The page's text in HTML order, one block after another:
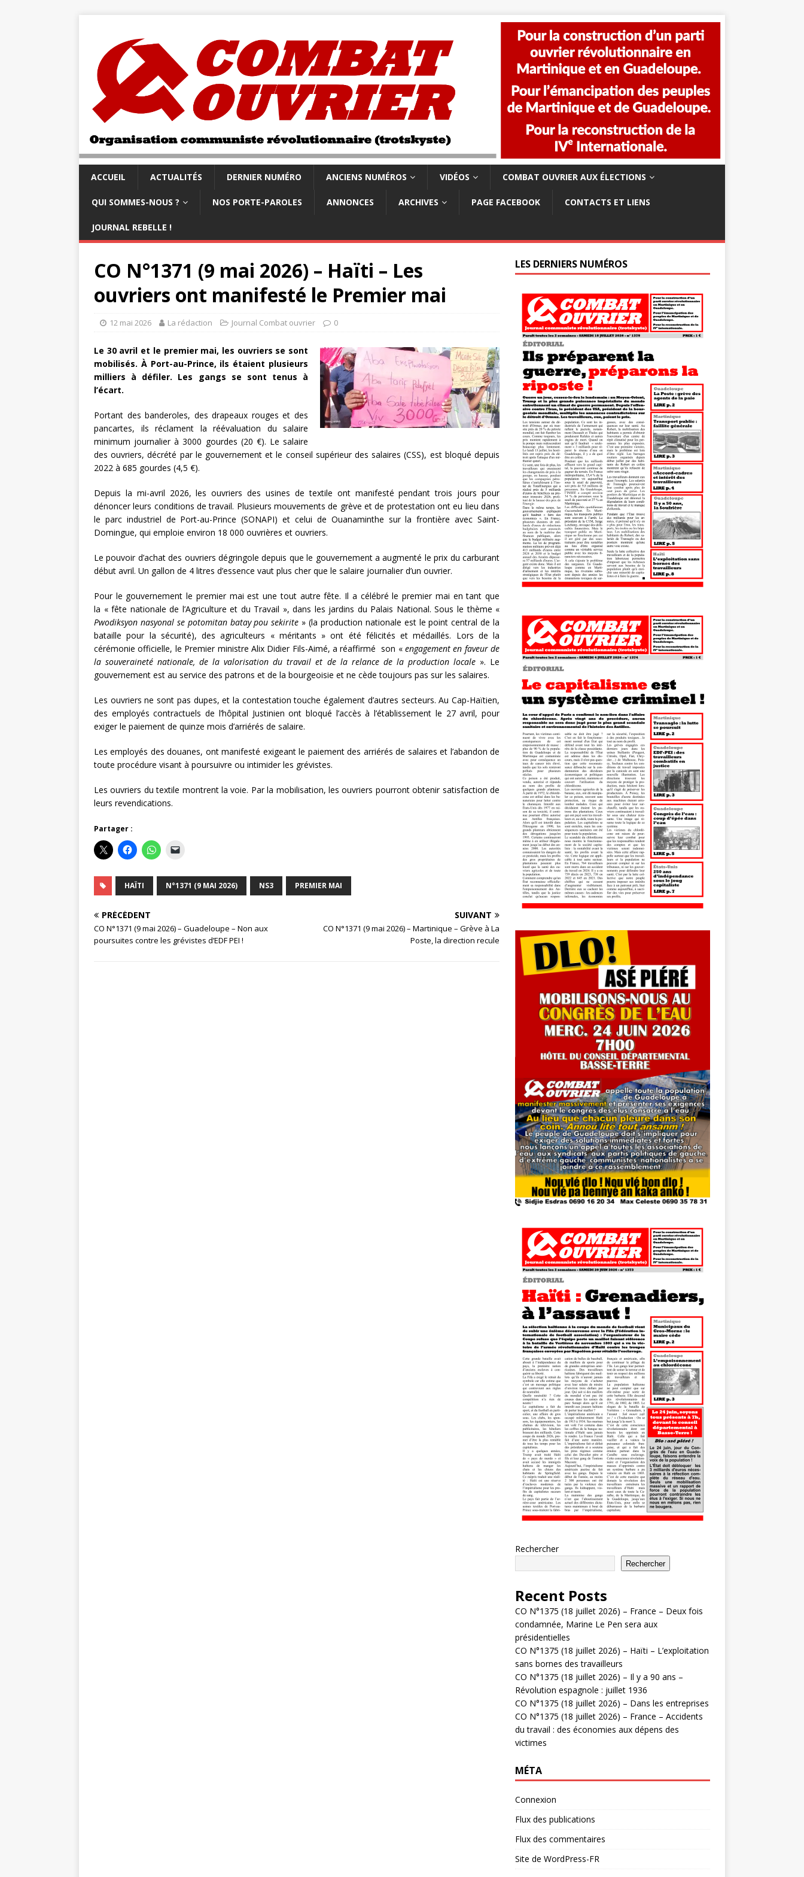
ACCUEIL ACTUALITÉS DERNIER NUMÉRO ANCIENS NUMÉROS VIDÉOS COMBAT OUVRIER AUX ÉLECTIONS
QUI SOMMES-NOUS ? NOS PORTE-PAROLES ANNONCES ARCHIVES PAGE FACEBOOK CONTACTS ET LIENS
JOURNAL REBELLE !
CO N°1371 (9 mai 2026) – Haïti – Les
ouvriers ont manifesté le Premier mai
12 mai 2026 La rédaction Journal Combat ouvrier 0
Le 30 avril et le premier mai, les ouvriers se sont
mobilisés. À Port-au-Prince, ils étaient plusieurs
milliers à défiler. Les gangs se sont tenus à
l’écart.
Portant des banderoles, des drapeaux rouges et des
pancartes, ils réclament la réévaluation du salaire
minimum journalier à 3000 gourdes (20 €). Le salaire
des ouvriers, décrété par le gouvernement et le conseil supérieur des salaires (CSS), est bloqué depuis
2022 à 685 gourdes (4,5 €).
Depuis la mi-avril 2026, les ouvriers des usines de textile ont manifesté pendant trois jours pour
dénoncer leurs conditions de travail. Plusieurs mouvements de grève et de protestation ont eu lieu dans
le parc industriel de Port-au-Prince (SONAPI) et celui de Ouanaminthe sur la frontière avec Saint-
Domingue, qui emploie environ 18 000 ouvrières et ouvriers.
Le pouvoir d’achat des ouvriers dégringole depuis que le gouvernement a augmenté le prix du carburant
début avril. Un gallon de 4 litres d’essence vaut plus cher que le salaire journalier d’un ouvrier.
Pour le gouvernement le premier mai est une tout autre fête. Il a célébré le premier mai en tant que
la « fête nationale de l’Agriculture et du Travail », dans les jardins du Palais National. Sous le thème «
Pwodiksyon nasyonal se potomitan batay pou sekirite » (la production nationale est le point central de la
bataille pour la sécurité), des agriculteurs « méritants » ont été félicités et médaillés. Lors de la
cérémonie officielle, le Premier ministre Alix Didier Fils-Aimé, a réaffirmé son « engagement en faveur de
la souveraineté nationale, de la valorisation du travail et de la relance de la production locale ». Le
gouvernement est au service des patrons et de la bourgeoisie et ne cède toujours pas sur les salaires.
Les ouvriers ne sont pas dupes, et la contestation touche également d’autres secteurs. Au Cap-Haïtien,
des employés contractuels de l’hôpital Justinien ont bloqué l’accès à l’établissement le 27 avril, pour
exiger le paiement de quinze mois d’arriérés de salaire.
Les employés des douanes, ont manifesté exigeant le paiement des arriérés de salaires et l’abandon de
toute procédure visant à poursuivre ou intimider les grévistes.
Les ouvriers du textile montrent la voie. Par la mobilisation, les ouvriers pourront obtenir satisfaction de
leurs revendications.
Partager :
HAÏTI N°1371 (9 MAI 2026) NS3 PREMIER MAI
PRÉCÉDENT
CO N°1371 (9 mai 2026) – Guadeloupe – Non aux
poursuites contre les grévistes d’EDF PEI !
SUIVANT
CO N°1371 (9 mai 2026) – Martinique – Grève à La
Poste, la direction recule
LES DERNIERS NUMÉROS
Rechercher
Rechercher
Recent Posts
CO N°1375 (18 juillet 2026) – France – Deux fois
condamnée, Marine Le Pen sera aux
présidentielles
CO N°1375 (18 juillet 2026) – Haïti – L’exploitation
sans bornes des travailleurs
CO N°1375 (18 juillet 2026) – Il y a 90 ans –
Révolution espagnole : juillet 1936
CO N°1375 (18 juillet 2026) – Dans les entreprises
CO N°1375 (18 juillet 2026) – France – Accidents
du travail : des économies aux dépens des
victimes
MÉTA
Connexion
Flux des publications
Flux des commentaires
Site de WordPress-FR